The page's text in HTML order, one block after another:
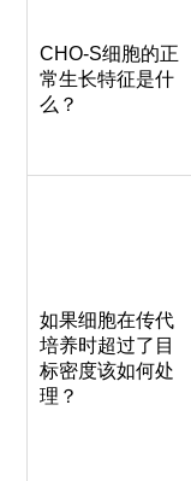
CHO-S细胞的正
常生长特征是什
么？
如果细胞在传代
培养时超过了目
标密度该如何处
理？